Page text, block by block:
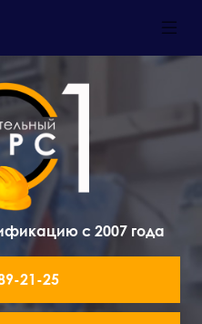
с 2007 года
21-25